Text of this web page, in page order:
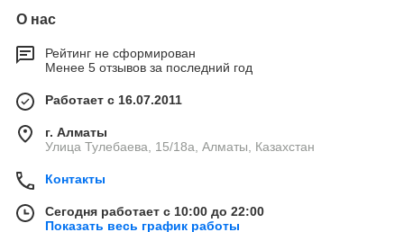
О нас
Рейтинг не сформирован
Менее 5 отзывов за последний год
Работает с 16.07.2011
г. Алматы
Улица Тулебаева, 15/18а, Алматы, Казахстан
Контакты
Сегодня работает с 10:00 до 22:00
Показать весь график работы